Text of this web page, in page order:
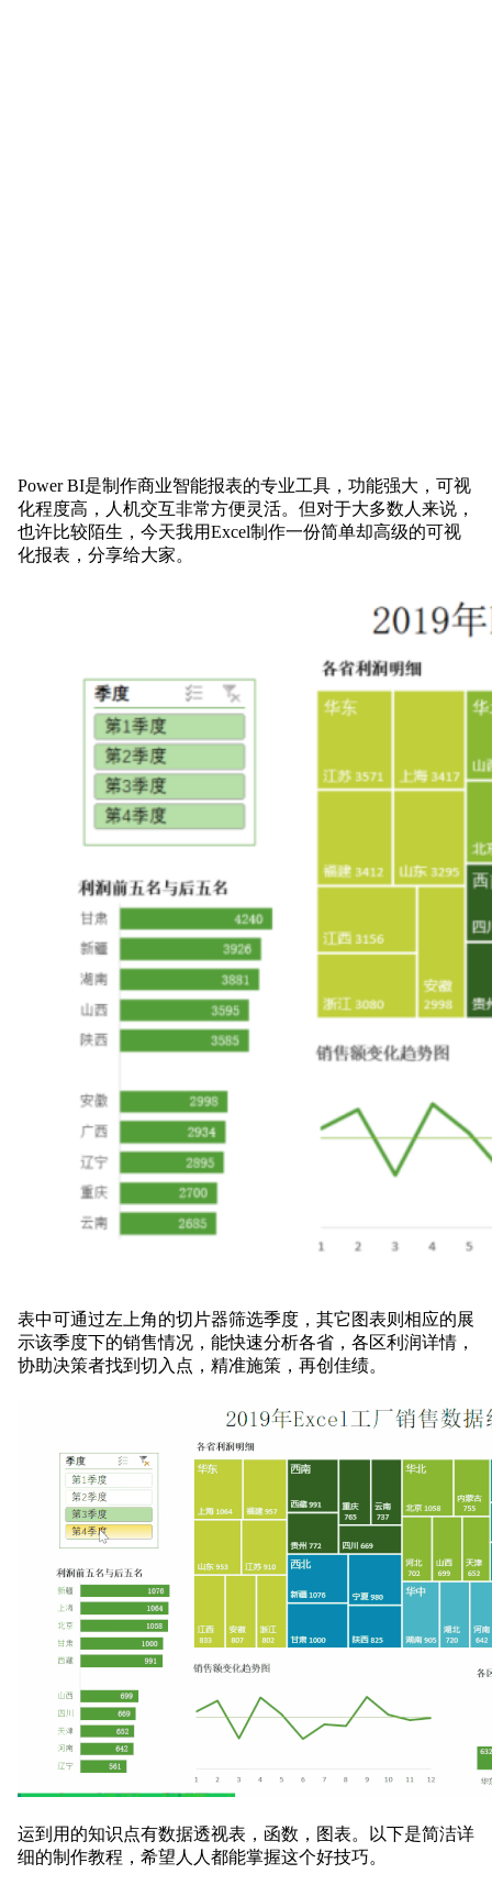
Power BI是制作商业智能报表的专业工具，功能强大，可视
化程度高，人机交互非常方便灵活。 但对于大多数人来说，
也许比较陌生，今天我用Excel制作一份简单却高级的可视
化报表，分享给大家。
表中可通过左上角的切片器筛选季度，其它图表则相应的展
示该季度下的销售情况，能快速分析各省，各区利润详情，
协助决策者找到切入点，精准施策，再创佳绩。
运到用的知识点有数据透视表，函数，图表。以下是简洁详
细的制作教程，希望人人都能掌握这个好技巧。